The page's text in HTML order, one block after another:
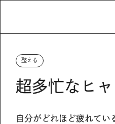
整える
超多忙なヒ
自分がどれほど疲れて